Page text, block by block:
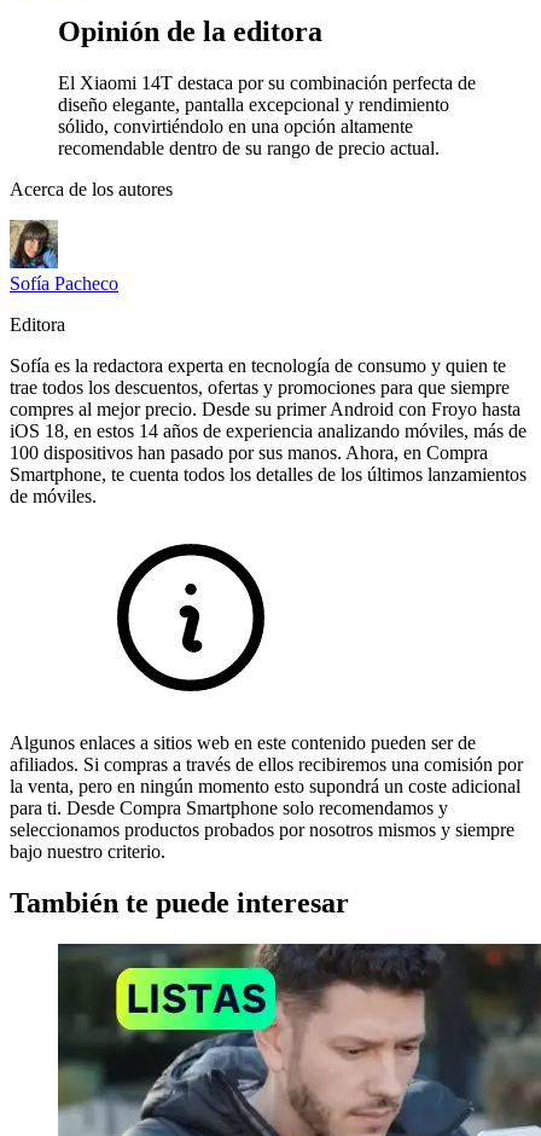
Opinión de la editora
El Xiaomi 14T destaca por su combinación perfecta de
diseño elegante, pantalla excepcional y rendimiento
sólido, convirtiéndolo en una opción altamente
recomendable dentro de su rango de precio actual.
Acerca de los autores
Sofía Pacheco
Editora
Sofía es la redactora experta en tecnología de consumo y quien te
trae todos los descuentos, ofertas y promociones para que siempre
compres al mejor precio. Desde su primer Android con Froyo hasta
iOS 18, en estos 14 años de experiencia analizando móviles, más de
100 dispositivos han pasado por sus manos. Ahora, en Compra
Smartphone, te cuenta todos los detalles de los últimos lanzamientos
de móviles.
Algunos enlaces a sitios web en este contenido pueden ser de
afiliados. Si compras a través de ellos recibiremos una comisión por
la venta, pero en ningún momento esto supondrá un coste adicional
para ti. Desde Compra Smartphone solo recomendamos y
seleccionamos productos probados por nosotros mismos y siempre
bajo nuestro criterio.
También te puede interesar